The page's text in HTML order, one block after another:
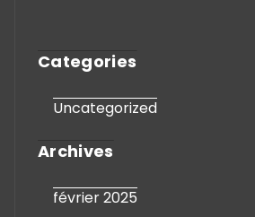
Categories
Uncategorized
Archives
février 2025